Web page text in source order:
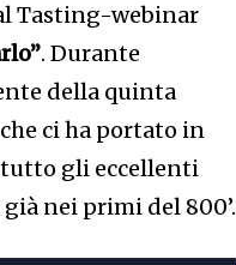
Tasting-webinar
. Durante
della quinta
ci ha portato in
gli eccellenti
nei primi del 800’.